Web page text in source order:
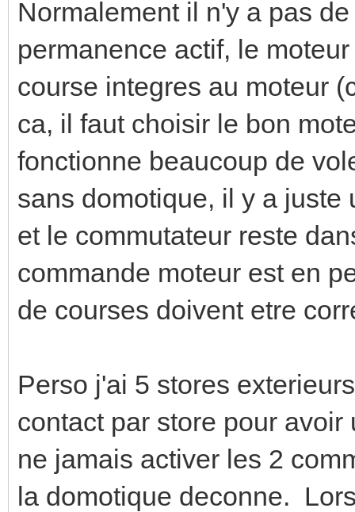
Normalement il n'y a pas
permanence actif, le
course integres au moteur
ca, il faut choisir le bon
fonctionne beaucoup de
sans domotique, il y a juste
et le commutateur reste
commande moteur est en
de courses doivent etre
Perso j'ai 5 stores
contact par store pour
ne jamais activer les 2
la domotique deconne.